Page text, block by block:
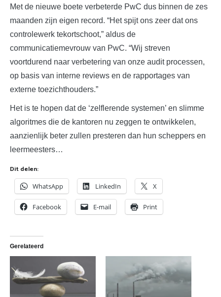
Met de nieuwe boete verbeterde PwC dus binnen de zes
maanden zijn eigen record. “Het spijt ons zeer dat ons
controlewerk tekortschoot,” aldus de
communicatiemevrouw van PwC. “Wij streven
voortdurend naar verbetering van onze audit processen,
op basis van interne reviews en de rapportages van
externe toezichthouders.”
Het is te hopen dat de ‘zelflerende systemen’ en slimme
algoritmes die de kantoren nu zeggen te ontwikkelen,
aanzienlijk beter zullen presteren dan hun scheppers en
leermeesters…
Dit delen:
WhatsApp LinkedIn X
Facebook E-mail Print
Gerelateerd